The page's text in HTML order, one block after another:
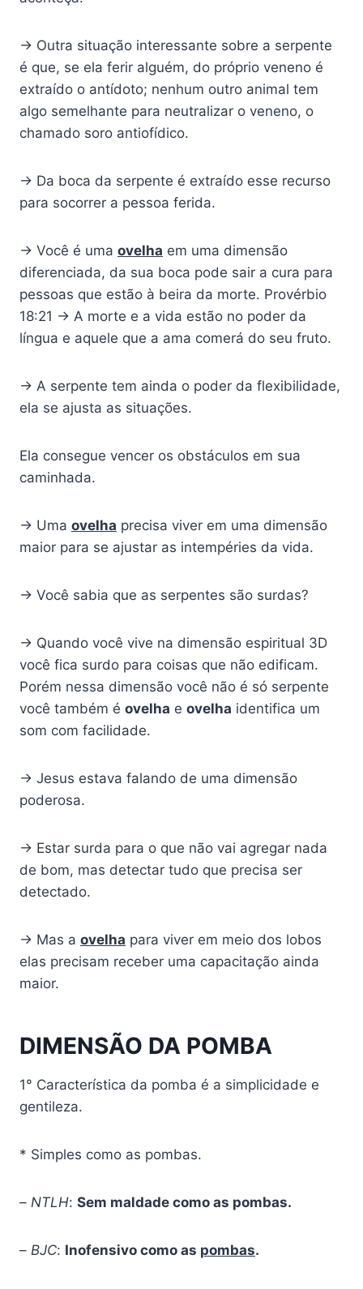
→ Outra situação interessante sobre a serpente
é que, se ela ferir alguém, do próprio veneno é
extraído o antídoto; nenhum outro animal tem
algo semelhante para neutralizar o veneno, o
chamado soro antiofídico.
→ Da boca da serpente é extraído esse recurso
para socorrer a pessoa ferida.
→ Você é uma ovelha em uma dimensão
diferenciada, da sua boca pode sair a cura para
pessoas que estão à beira da morte. Provérbio
18:21 → A morte e a vida estão no poder da
língua e aquele que a ama comerá do seu fruto.
→ A serpente tem ainda o poder da flexibilidade,
ela se ajusta as situações.
Ela consegue vencer os obstáculos em sua
caminhada.
→ Uma ovelha precisa viver em uma dimensão
maior para se ajustar as intempéries da vida.
→ Você sabia que as serpentes são surdas?
→ Quando você vive na dimensão espiritual 3D
você fica surdo para coisas que não edificam.
Porém nessa dimensão você não é só serpente
você também é ovelha e ovelha identifica um
som com facilidade.
→ Jesus estava falando de uma dimensão
poderosa.
→ Estar surda para o que não vai agregar nada
de bom, mas detectar tudo que precisa ser
detectado.
→ Mas a ovelha para viver em meio dos lobos
elas precisam receber uma capacitação ainda
maior.
DIMENSÃO DA POMBA
1° Característica da pomba é a simplicidade e
gentileza.
* Simples como as pombas.
– NTLH: Sem maldade como as pombas.
– BJC: Inofensivo como as pombas.